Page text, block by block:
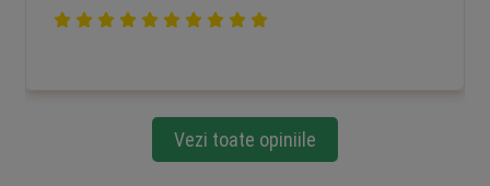
Vezi toate opiniile